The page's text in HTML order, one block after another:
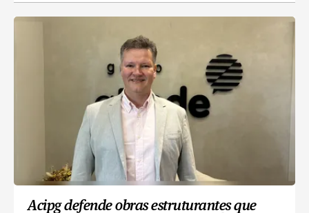
Acipg defende obras estruturantes que